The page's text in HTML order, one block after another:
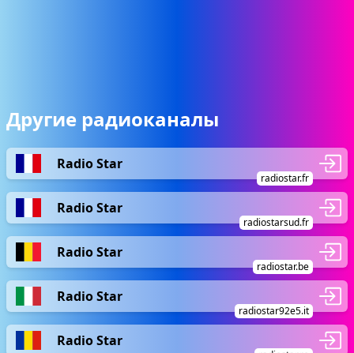
Другие радиоканалы
Radio Star
radiostar.fr
Radio Star
radiostarsud.fr
Radio Star
radiostar.be
Radio Star
radiostar92e5.it
Radio Star